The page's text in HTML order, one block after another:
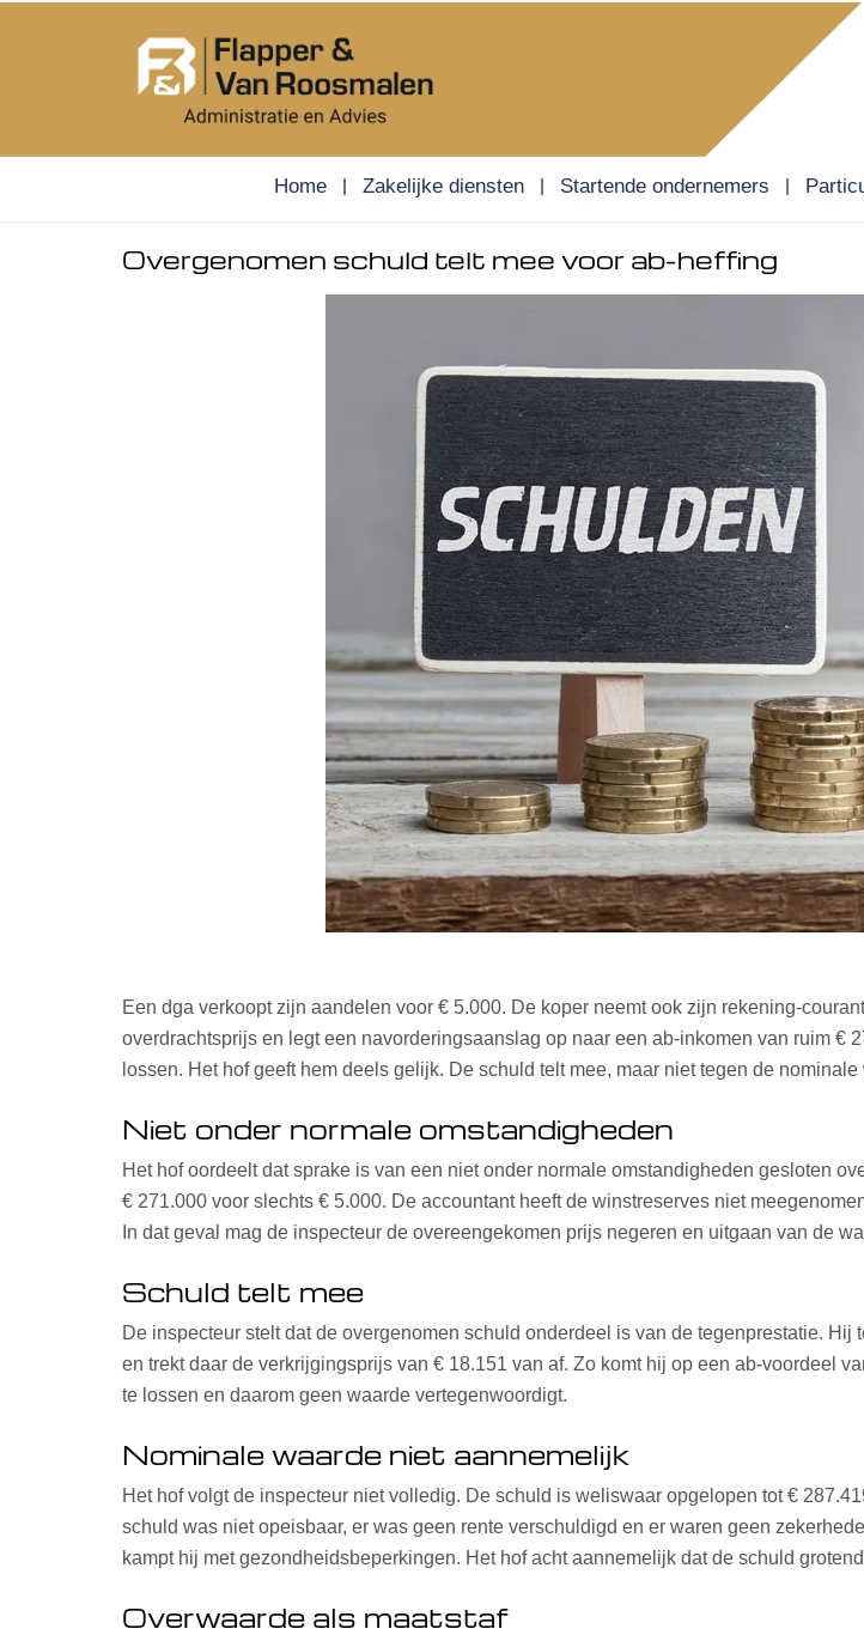
Home Zakelijke diensten Startende ondernemers
Overgenomen schuld telt mee voor ab-heffing
Een dga verkoopt zijn aandelen voor € 5.000. De koper neemt ook zijn rekening-
overdrachtsprijs en legt een navorderingsaanslag op naar een ab-inkomen van ruim €
lossen. Het hof geeft hem deels gelijk. De schuld telt mee, maar niet tegen de nominale
Niet onder normale omstandigheden
Het hof oordeelt dat sprake is van een niet onder normale omstandigheden gesloten
€ 271.000 voor slechts € 5.000. De accountant heeft de winstreserves niet
In dat geval mag de inspecteur de overeengekomen prijs negeren en uitgaan van de
Schuld telt mee
De inspecteur stelt dat de overgenomen schuld onderdeel is van de tegenprestatie.
en trekt daar de verkrijgingsprijs van € 18.151 van af. Zo komt hij op een ab-voordeel
te lossen en daarom geen waarde vertegenwoordigt.
Nominale waarde niet aannemelijk
Het hof volgt de inspecteur niet volledig. De schuld is weliswaar opgelopen tot €
schuld was niet opeisbaar, er was geen rente verschuldigd en er waren geen
kampt hij met gezondheidsbeperkingen. Het hof acht aannemelijk dat de schuld
Overwaarde als maatstaf